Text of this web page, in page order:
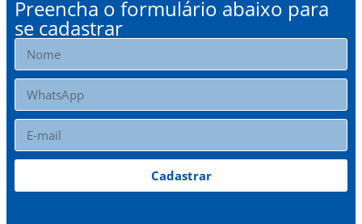
Preencha o formulário abaixo para
se cadastrar
Cadastrar